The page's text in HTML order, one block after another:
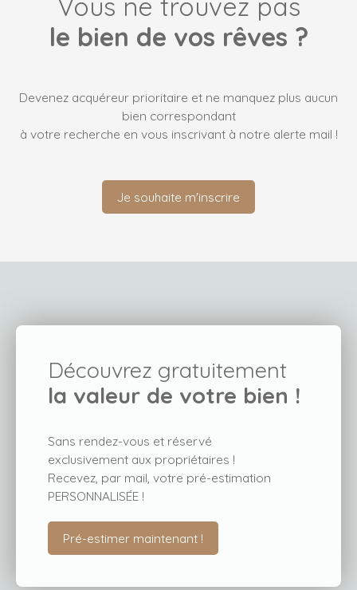
Vous ne trouvez pas
le bien de vos rêves ?
Devenez acquéreur prioritaire et ne manquez plus aucun
bien correspondant
à votre recherche en vous inscrivant à notre alerte mail !
Je souhaite m'inscrire
Découvrez gratuitement
la valeur de votre bien !
Sans rendez-vous et réservé
exclusivement aux propriétaires !
Recevez, par mail, votre pré-estimation
PERSONNALISÉE !
Pré-estimer maintenant !